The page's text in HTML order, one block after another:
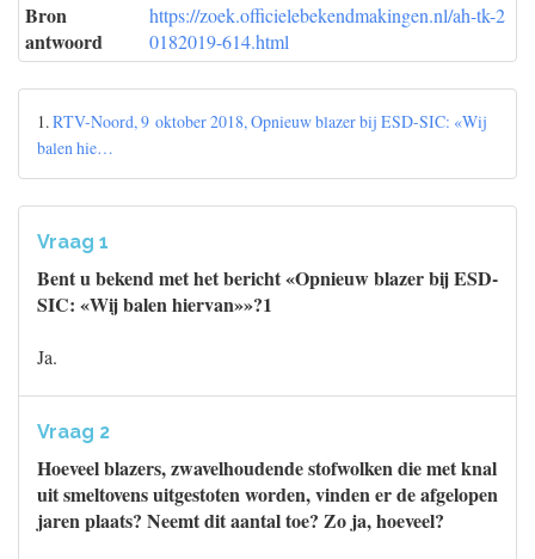
Bron
antwoord
https://zoek.officielebekendmakingen.nl/ah-tk-2
0182019-614.html
1.RTV-Noord, 9 oktober 2018, Opnieuw blazer bij ESD-SIC: «Wij
balen hie…
Vraag 1
Bent u bekend met het bericht «Opnieuw blazer bij ESD-
SIC: «Wij balen hiervan»»?1
Ja.
Vraag 2
Hoeveel blazers, zwavelhoudende stofwolken die met knal
uit smeltovens uitgestoten worden, vinden er de afgelopen
jaren plaats? Neemt dit aantal toe? Zo ja, hoeveel?